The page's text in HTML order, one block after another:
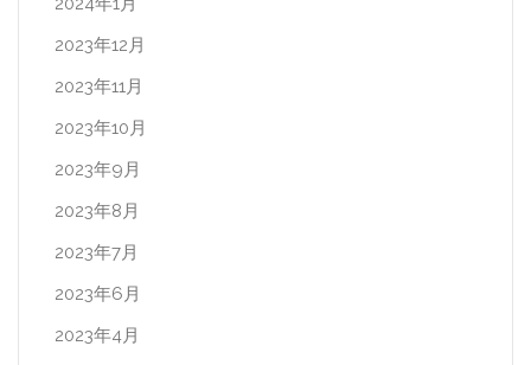
2023年12月
2023年11月
2023年10月
2023年9月
2023年8月
2023年7月
2023年6月
2023年4月